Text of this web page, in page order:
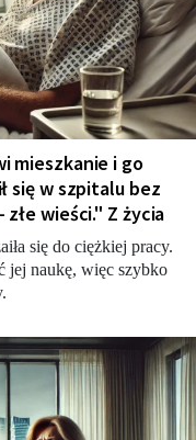
mieszkanie i go
się w szpitalu bez
wieści." Z życia
się do ciężkiej pracy.
jej naukę, więc szybko